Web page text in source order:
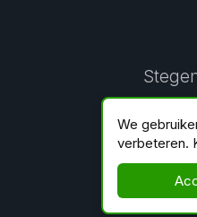
We
verbeteren.